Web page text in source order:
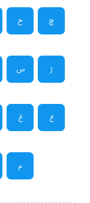
چ ح
ژ س
ع غ
م